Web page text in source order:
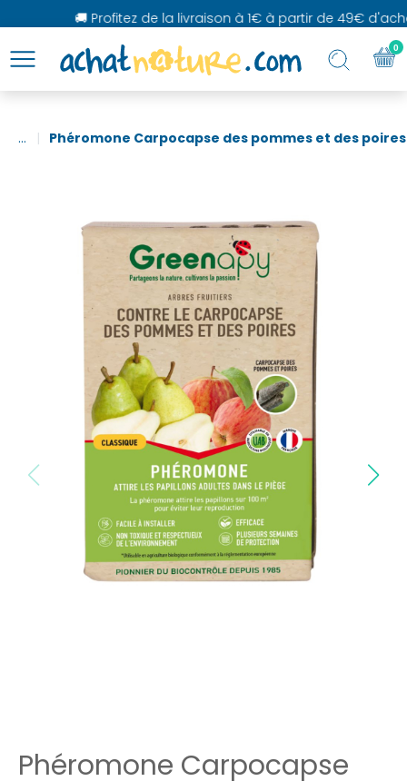
🚚 Profitez de la livraison à 1€ à partir de 49€ d'achat
... Phéromone Carpocapse des pommes et des
Phéromone Carpocapse
0